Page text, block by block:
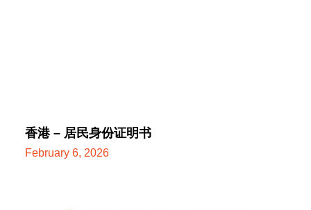
香港 – 居民身份证明书
February 6, 2026